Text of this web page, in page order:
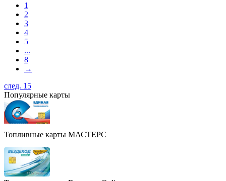
1
2
3
4
5
...
8
→
след. 15
Популярные карты
Топливные карты МАСТЕРС